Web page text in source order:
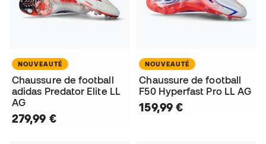
NOUVEAUTÉ
Chaussure de football
adidas Predator Elite LL
AG
279,99 €
NOUVEAUTÉ
Chaussure de football
F50 Hyperfast Pro LL AG
159,99 €